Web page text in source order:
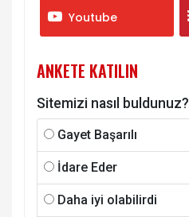
Youtube
ANKETE KATILIN
Sitemizi nasıl buldunuz?
Gayet Başarılı
İdare Eder
Daha iyi olabilirdi